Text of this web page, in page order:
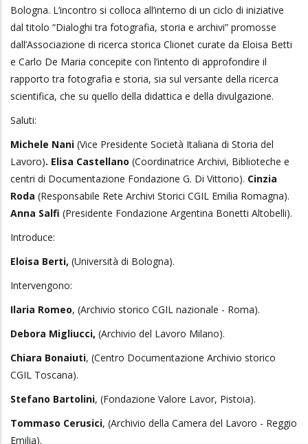
Bologna. L’incontro si colloca all’interno di un ciclo di iniziative
dal titolo “Dialoghi tra fotografia, storia e archivi” promosse
dall’Associazione di ricerca storica Clionet curate da Eloisa Betti
e Carlo De Maria concepite con l’intento di approfondire il
rapporto tra fotografia e storia, sia sul versante della ricerca
scientifica, che su quello della didattica e della divulgazione.
Saluti:
Michele Nani (Vice Presidente Società Italiana di Storia del
Lavoro). Elisa Castellano (Coordinatrice Archivi, Biblioteche e
centri di Documentazione Fondazione G. Di Vittorio). Cinzia
Roda (Responsabile Rete Archivi Storici CGIL Emilia Romagna).
Anna Salfi (Presidente Fondazione Argentina Bonetti Altobelli).
Introduce:
Eloisa Berti, (Università di Bologna).
Intervengono:
Ilaria Romeo, (Archivio storico CGIL nazionale - Roma).
Debora Migliucci, (Archivio del Lavoro Milano).
Chiara Bonaiuti, (Centro Documentazione Archivio storico
CGIL Toscana).
Stefano Bartolini, (Fondazione Valore Lavor, Pistoia).
Tommaso Cerusici, (Archivio della Camera del Lavoro - Reggio
Emilia).